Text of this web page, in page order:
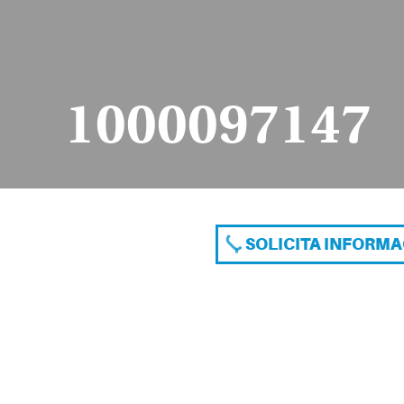
1000097147
SOLICITA